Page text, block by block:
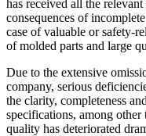
has received all the
consequences of
case of valuable or safety-
of molded parts and large
Due to the extensive
company, serious
the clarity, completeness
specifications, among
quality has deteriorated